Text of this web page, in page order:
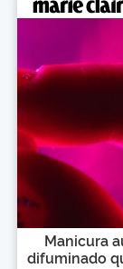
Manicura
difuminado